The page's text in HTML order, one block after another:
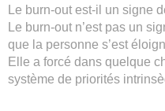
Le burn-out est-il un signe
Le burn-out n’est pas un
que la personne s’est
Elle a forcé dans quelque
système de priorités